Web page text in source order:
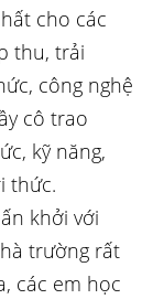
cho các
thu, trải
công nghệ
cô trao
kỹ năng,
thức.
khởi với
trường rất
các em học